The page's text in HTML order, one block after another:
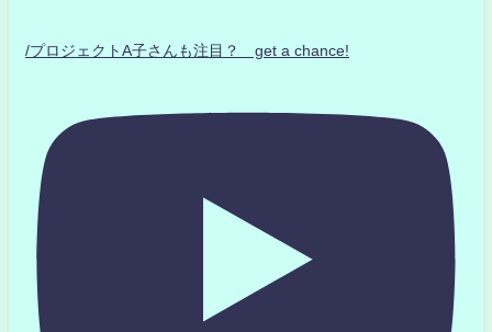
/プロジェクトA子さんも注目？ get a chance!